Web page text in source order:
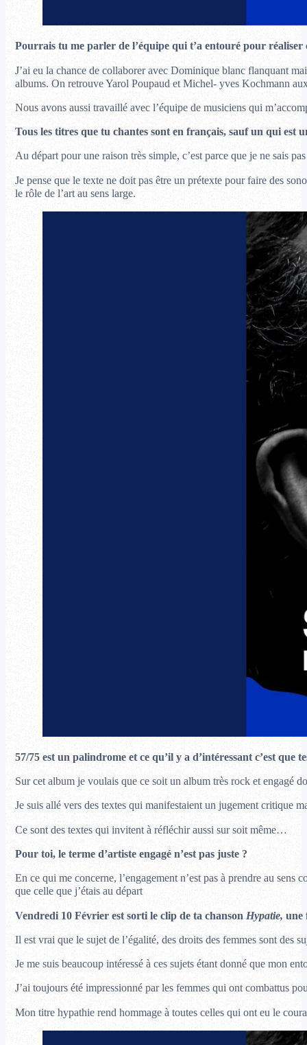
Pourrais tu me parler de l’équipe qui t’a entouré pour réaliser
J’ai eu la chance de collaborer avec Dominique blanc flanquant
albums. On retrouve Yarol Poupaud et Michel- yves Kochmann
Nous avons aussi travaillé avec l’équipe de musiciens qui
Tous les titres que tu chantes sont en français, sauf un qui
Au départ pour une raison très simple, c’est parce que je ne sais
Je pense que le texte ne doit pas être un prétexte pour faire des
le rôle de l’art au sens large.
57/75 est un palindrome et ce qu’il y a d’intéressant c’est
Sur cet album je voulais que ce soit un album très rock et engagé
Je suis allé vers des textes qui manifestaient un jugement critique
Ce sont des textes qui invitent à réfléchir aussi sur soit même…
Pour toi, le terme d’artiste engagé n’est pas juste ?
En ce qui me concerne, l’engagement n’est pas à prendre au
que celle que j’étais au départ
Vendredi 10 Février est sorti le clip de ta chanson Hypatie, une
Il est vrai que le sujet de l’égalité, des droits des femmes sont des
Je me suis beaucoup intéressé à ces sujets étant donné que mon
J’ai toujours été impressionné par les femmes qui ont combattus
Mon titre hypathie rend hommage à toutes celles qui ont eu le